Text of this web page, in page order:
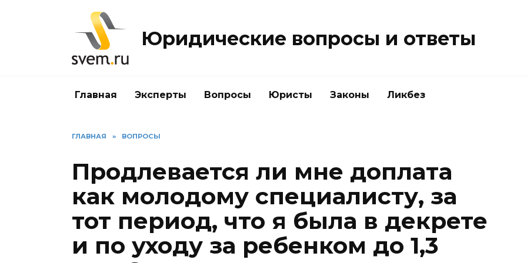
Юридические вопросы и ответы
Главная Эксперты Вопросы Юристы Законы Ликбез
ГЛАВНАЯ » ВОПРОСЫ
Продлевается ли мне доплата
как молодому специалисту, за
тот период, что я была в декрете
и по уходу за ребенком до 1,3